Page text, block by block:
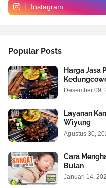
Instagram
Popular Posts
Harga Jasa
Desember 09,
Layanan
Wiyung
Agustus 30,
Cara
Bulan
Januari 14,